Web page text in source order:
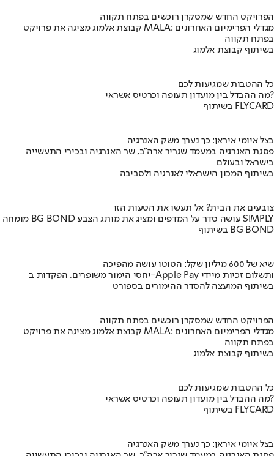
הפרויקט החדש שמסקרן רוכשים בפתח תקווה
קבוצת אלמוג מציגה את פרויקט MALA: מגדלי הפרימיום האחרונים
בפתח תקווה
בשיתוף קבוצת אלמוג
כל ההטבות שמגיעות לכם
מה ההבדל בין מועדון תעופה וכרטיס אשראי?
בשיתוף FLYCARD
בצל איומי איראן: כך נערך משק האנרגיה
פסגת האנרגיה במעמד שגריר ארה"ב, שר האנרגיה ובכירי התעשייה
בישראל ובעולם
בשיתוף המכון הישראלי לאנרגיה ולסביבה
צובעים את הבית? אל תעשו את הטעות הזו
מומחה BG BOND עושה סדר על המדפים ומציג את מותג הצבע SIMPLY
בשיתוף BG BOND
שיא של 600 מיליון שקל: הטוטו עושה מהפיכה
יחסי הימור משופרים, הפקדות ב-Apple Pay ותשלום זכיות מיידי
בשיתוף המועצה להסדר ההימורים בספורט
הפרויקט החדש שמסקרן רוכשים בפתח תקווה
קבוצת אלמוג מציגה את פרויקט MALA: מגדלי הפרימיום האחרונים
בפתח תקווה
בשיתוף קבוצת אלמוג
כל ההטבות שמגיעות לכם
מה ההבדל בין מועדון תעופה וכרטיס אשראי?
בשיתוף FLYCARD
בצל איומי איראן: כך נערך משק האנרגיה